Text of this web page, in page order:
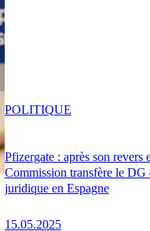
Pfizergate : après son revers
Commission transfère le DG
juridique en Espagne
15.05.2025
POLITIQUE